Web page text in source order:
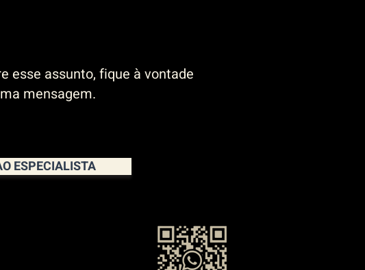
esse assunto, fique à vontade
mensagem.
ESPECIALISTA